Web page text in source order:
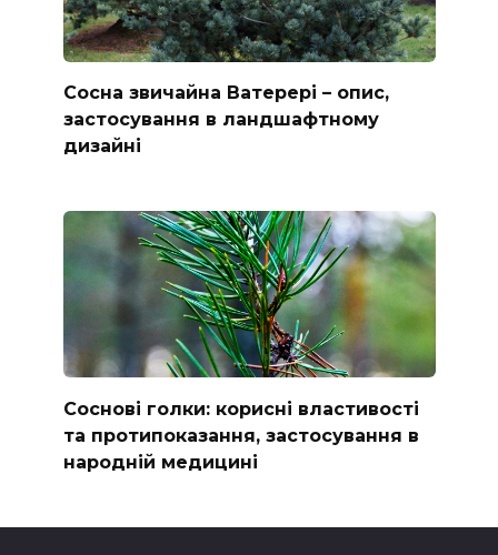
Сосна звичайна Ватерері – опис,
застосування в ландшафтному
дизайні
Соснові голки: корисні властивості
та протипоказання, застосування в
народній медицині